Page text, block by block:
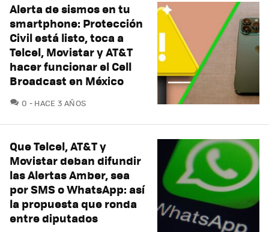
Alerta de sismos en tu
smartphone: Protección
Civil está listo, toca a
Telcel, Movistar y AT&T
hacer funcionar el Cell
Broadcast en México
0 COMENTARIOS
HACE 3 AÑOS
Que Telcel, AT&T y
Movistar deban difundir
las Alertas Amber, sea
por SMS o WhatsApp: así
la propuesta que ronda
entre diputados